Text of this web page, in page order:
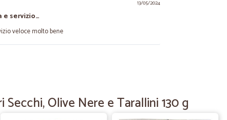
13/05/2024
servizio…
veloce molto bene
Olive Nere e Tarallini 130 g